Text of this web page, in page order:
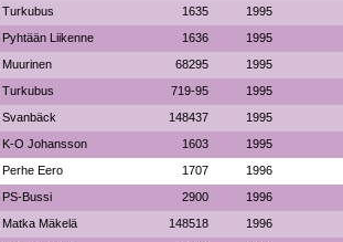
Turkubus 1635 1995
Pyhtään Liikenne 1636 1995
Muurinen 68295 1995
Turkubus 719-95 1995
Svanbäck 148437 1995
K-O Johansson 1603 1995
Perhe Eero 1707 1996
PS-Bussi 2900 1996
Matka Mäkelä 148518 1996